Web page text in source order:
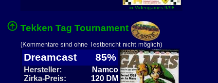
in Videogames 9/98
Tekken Tag Tournament
(Kommentare sind ohne Testbericht nicht möglich)
Dreamcast 85%
Hersteller:
Namco
Zirka-Preis:
120 DM